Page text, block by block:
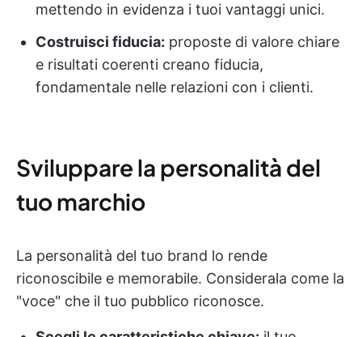
mettendo in evidenza i tuoi vantaggi unici.
Costruisci fiducia: proposte di valore chiare
e risultati coerenti creano fiducia,
fondamentale nelle relazioni con i clienti.
Sviluppare la personalità del
tuo marchio
La personalità del tuo brand lo rende
riconoscibile e memorabile. Considerala come la
"voce" che il tuo pubblico riconosce.